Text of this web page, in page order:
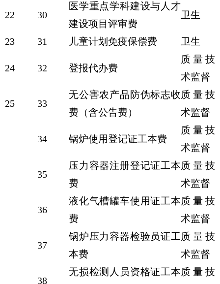
22 30
医学重点学科建设与人才
建设项目评审费
卫生
23 31 儿童计划免疫保偿费 卫生
24 32 登报代办费
质量技
术监督
25 33
无公害农产品防伪标志收
费（含公告费）
质量技
术监督
34 锅炉使用登记证工本费
质量技
术监督
35
压力容器注册登记证工本
费
质量技
术监督
36
液化气槽罐车使用证工本
费
质量技
术监督
37
锅炉压力容器检验员证工
本费
质量技
术监督
38
无损检测人员资格证工本质量技